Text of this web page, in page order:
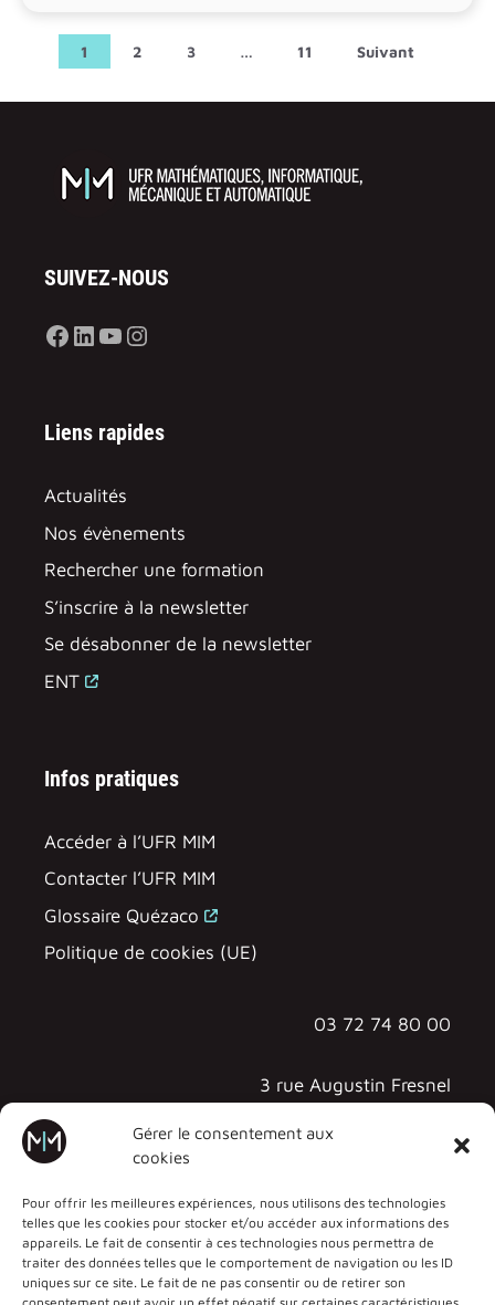
Gérer le consentement aux
cookies
Pour offrir les meilleures expériences, nous utilisons des technologies
telles que les cookies pour stocker et/ou accéder aux informations des
appareils. Le fait de consentir à ces technologies nous permettra de
traiter des données telles que le comportement de navigation ou les ID
uniques sur ce site. Le fait de ne pas consentir ou de retirer son
1 2 3 … 11 Suivant
SUIVEZ-NOUS
Facebook
LinkedIn
YouTube
Instagram
Liens rapides
Actualités
Nos évènements
Rechercher une formation
S’inscrire à la newsletter
Se désabonner de la newsletter
ENT
Infos pratiques
Accéder à l’UFR MIM
Contacter l’UFR MIM
Glossaire Quézaco
Politique de cookies (UE)
03 72 74 80 00
3 rue Augustin Fresnel